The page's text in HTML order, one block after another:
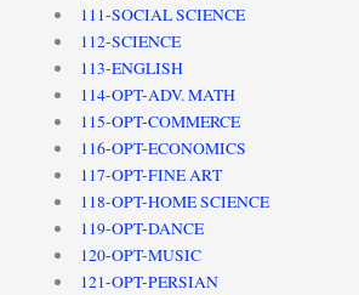
111-SOCIAL SCIENCE
112-SCIENCE
113-ENGLISH
114-OPT-ADV. MATH
115-OPT-COMMERCE
116-OPT-ECONOMICS
117-OPT-FINE ART
118-OPT-HOME SCIENCE
119-OPT-DANCE
120-OPT-MUSIC
121-OPT-PERSIAN